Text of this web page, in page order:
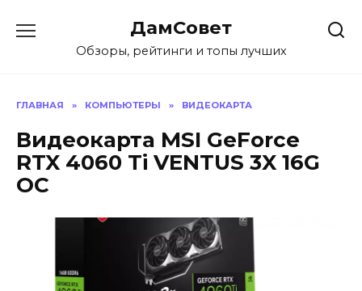
содержанию
ДамСовет
Обзоры, рейтинги и топы лучших
ГЛАВНАЯ » КОМПЬЮТЕРЫ » ВИДЕОКАРТА
Видеокарта MSI GeForce
RTX 4060 Ti VENTUS 3X 16G
OC